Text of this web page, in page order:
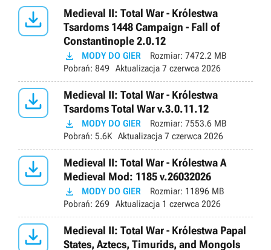

Medieval II: Total War - Królestwa
Tsardoms 1448 Campaign - Fall of
Constantinople 2.0.12
 MODY DO GIER Rozmiar: 7472.2 MB
Pobrań: 849 Aktualizacja 7 czerwca 2026

Medieval II: Total War - Królestwa
Tsardoms Total War v.3.0.11.12
 MODY DO GIER Rozmiar: 7553.6 MB
Pobrań: 5.6K Aktualizacja 7 czerwca 2026

Medieval II: Total War - Królestwa A
Medieval Mod: 1185 v.26032026
 MODY DO GIER Rozmiar: 11896 MB
Pobrań: 269 Aktualizacja 1 czerwca 2026

Medieval II: Total War - Królestwa Papal
States, Aztecs, Timurids, and Mongols